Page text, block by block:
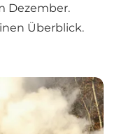
Dezember.
Überblick.
Djursland